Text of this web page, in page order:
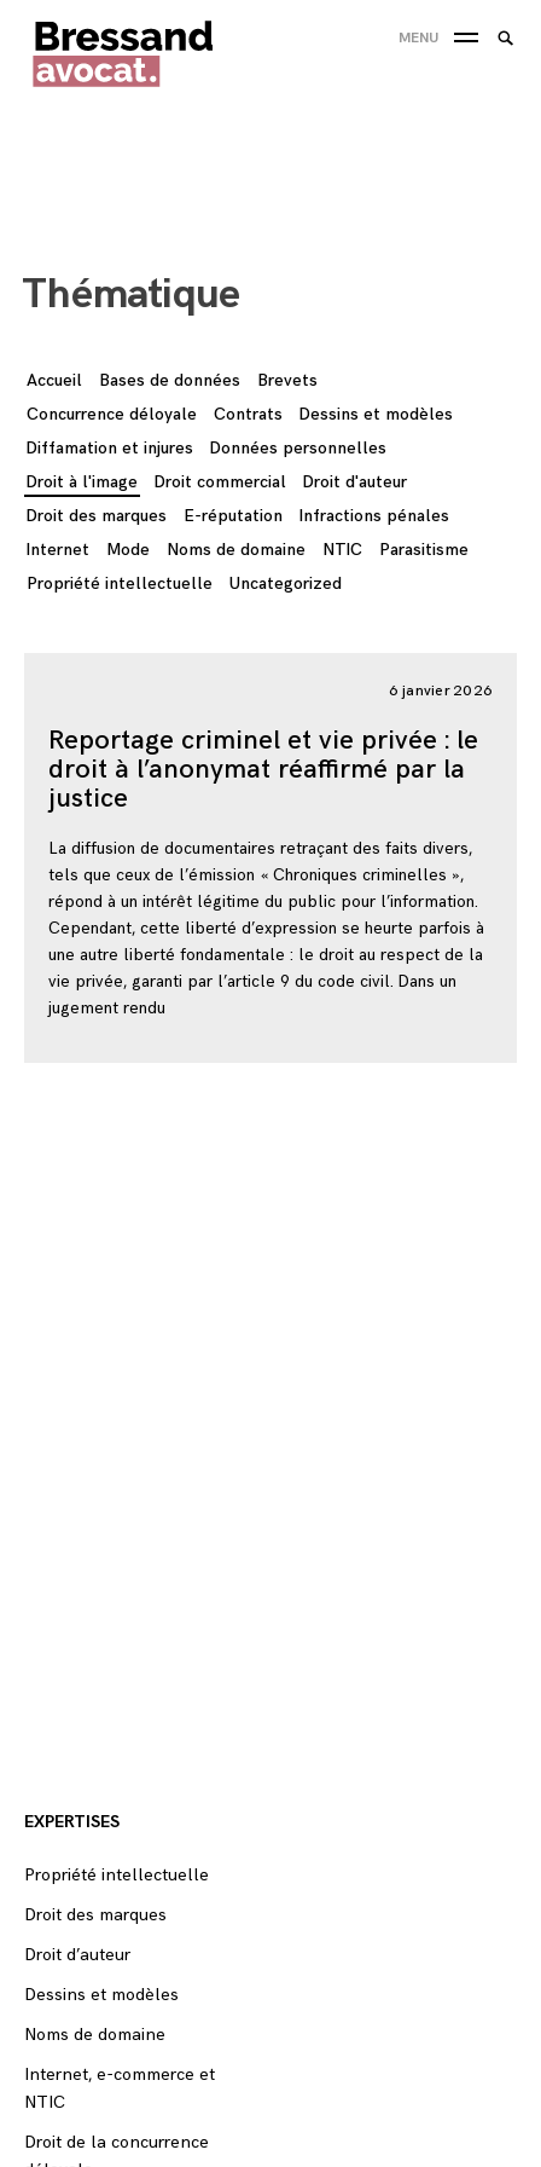
Skip
to
content
MENU
Thématique
Accueil Bases de données
Brevets
Concurrence déloyale
Contrats
Dessins et modèles
Diffamation et injures
Données personnelles
Droit à l'image
Droit commercial
Droit d'auteur
Droit des marques
E-réputation
Infractions pénales
Internet
Mode Noms de domaine NTIC
Parasitisme
Propriété intellectuelle
Uncategorized
6 janvier 2026
Reportage criminel et vie privée : le
droit à l’anonymat réaffirmé par la
justice
La diffusion de documentaires retraçant des faits divers,
tels que ceux de l’émission « Chroniques criminelles »,
répond à un intérêt légitime du public pour l’information.
Cependant, cette liberté d’expression se heurte parfois à
une autre liberté fondamentale : le droit au respect de la
vie privée, garanti par l’article 9 du code civil. Dans un
jugement rendu
EXPERTISES
Propriété intellectuelle
Droit des marques
Droit d’auteur
Dessins et modèles
Noms de domaine
Internet, e-commerce et
NTIC
Droit de la concurrence